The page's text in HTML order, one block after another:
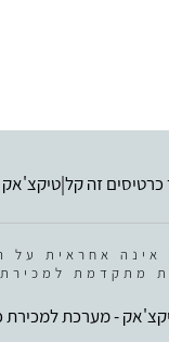
כרטיסים זה קל|טיקצ'אק
אחראית על
מתקדמת למכירת
- מערכת למכירת